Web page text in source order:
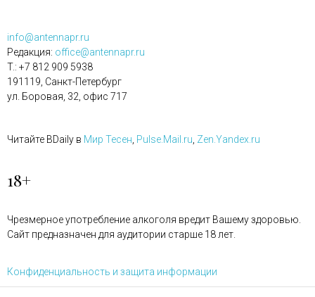
info@antennapr.ru
Редакция: office@antennapr.ru
T.: +7 812 909 5938
191119, Санкт-Петербург
ул. Боровая, 32, офис 717
Читайте BDaily в Мир Тесен Pulse.Mail.ru Zen.Yandex.ru
18+
Чрезмерное употребление алкоголя вредит Вашему здоровью.
Сайт предназначен для аудитории старше 18 лет.
Конфиденциальность и защита информации